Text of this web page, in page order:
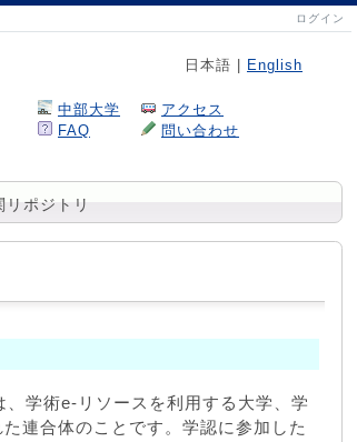
ログイン
日本語 | English
中部大学
アクセス
FAQ
問い合わせ
リポジトリ
学術e-リソースを利用する大学、学
連合体のことです。学認に参加した